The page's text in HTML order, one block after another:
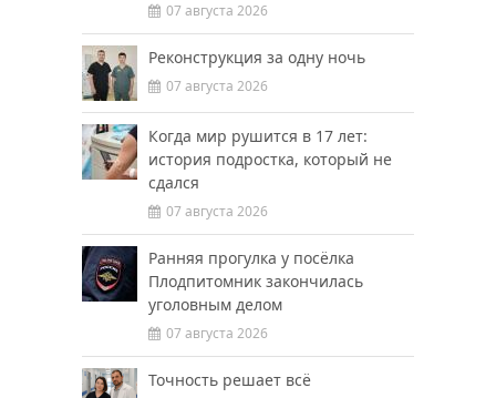
07 августа 2026
Реконструкция за одну ночь
07 августа 2026
Когда мир рушится в 17 лет:
история подростка, который не
сдался
07 августа 2026
Ранняя прогулка у посёлка
Плодпитомник закончилась
уголовным делом
07 августа 2026
Точность решает всё